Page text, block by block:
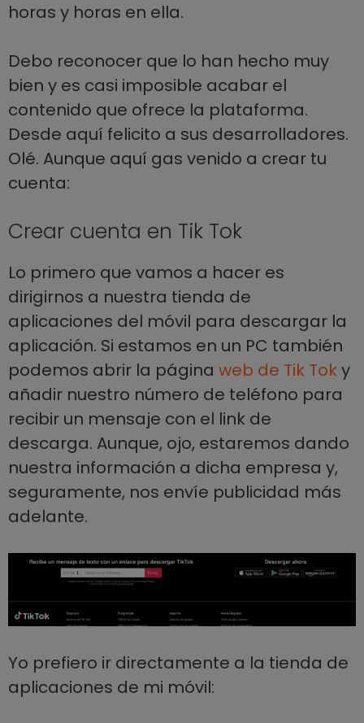
horas y horas en ella.
Debo reconocer que lo han hecho muy
bien y es casi imposible acabar el
contenido que ofrece la plataforma.
Desde aquí felicito a sus desarrolladores.
Olé. Aunque aquí gas venido a crear tu
cuenta:
Crear cuenta en Tik Tok
Lo primero que vamos a hacer es
dirigirnos a nuestra tienda de
aplicaciones del móvil para descargar la
aplicación. Si estamos en un PC también
podemos abrir la página web de Tik Toky
añadir nuestro número de teléfono para
recibir un mensaje con el link de
descarga. Aunque, ojo, estaremos dando
nuestra información a dicha empresa y,
seguramente, nos envíe publicidad más
adelante.
Yo prefiero ir directamente a la tienda de
aplicaciones de mi móvil: